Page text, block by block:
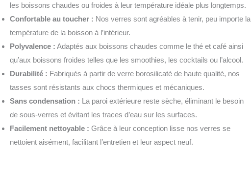
les boissons chaudes ou froides à leur température idéale plus longtemps.
Confortable au toucher : Nos verres sont agréables à tenir, peu importe la
température de la boisson à l’intérieur.
Polyvalence : Adaptés aux boissons chaudes comme le thé et café ainsi
qu’aux boissons froides telles que les smoothies, les cocktails ou l’alcool.
Durabilité : Fabriqués à partir de verre borosilicaté de haute qualité, nos
tasses sont résistants aux chocs thermiques et mécaniques.
Sans condensation : La paroi extérieure reste sèche, éliminant le besoin
de sous-verres et évitant les traces d’eau sur les surfaces.
Facilement nettoyable : Grâce à leur conception lisse nos verres se
nettoient aisément, facilitant l’entretien et leur aspect neuf.